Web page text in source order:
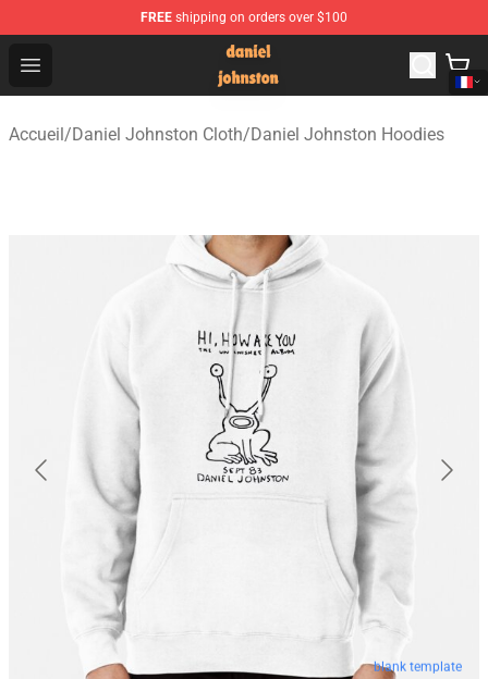
FREE shipping on orders over $100
Open menu
Daniel Johnston Store - Official Daniel Johnston
Accueil/Daniel Johnston Cloth/Daniel Johnston Hoodies
blank template